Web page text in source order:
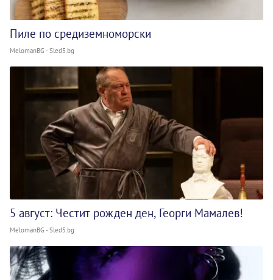
Пиле по средиземноморски
MelomanBG - Sled5.bg
5 август: Честит рожден ден, Георги Мамалев!
MelomanBG - Sled5.bg